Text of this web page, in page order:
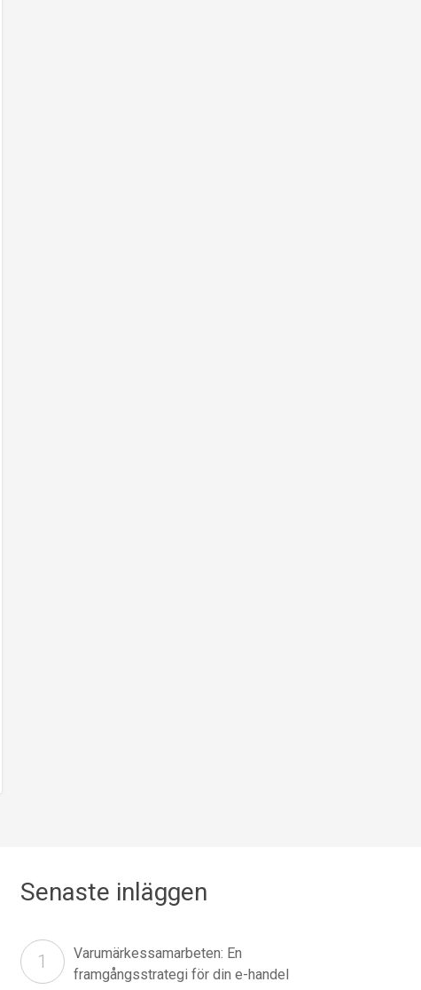
Senaste inläggen
Varumärkessamarbeten: En
framgångsstrategi för din e-handel